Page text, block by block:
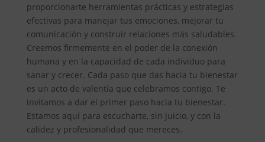
proporcionarte herramientas prácticas y estrategias
efectivas para manejar tus emociones, mejorar tu
comunicación y construir relaciones más saludables.
Creemos firmemente en el poder de la conexión
humana y en la capacidad de cada individuo para
sanar y crecer. Cada paso que das hacia tu bienestar
es un acto de valentía que celebramos contigo. Te
invitamos a dar el primer paso hacia tu bienestar.
Estamos aquí para escucharte, sin juicio, y con la
calidez y profesionalidad que mereces.